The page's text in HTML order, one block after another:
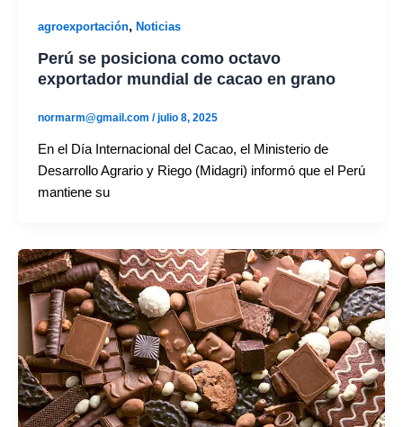
agroexportación, Noticias
Perú se posiciona como octavo
exportador mundial de cacao en grano
normarm@gmail.com /julio 8, 2025
En el Día Internacional del Cacao, el Ministerio de
Desarrollo Agrario y Riego (Midagri) informó que el Perú
mantiene su